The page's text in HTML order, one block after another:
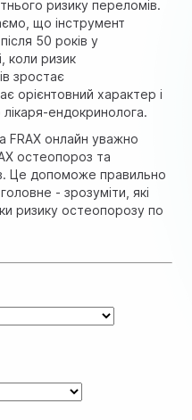
ризику переломів.
що інструмент
50 років у
коли ризик
зростає
орієнтовний характер і
ендокринолога.
FRAX онлайн уважно
остеопороз та
Це допоможе правильно
- зрозуміти, які
ризику остеопорозу по